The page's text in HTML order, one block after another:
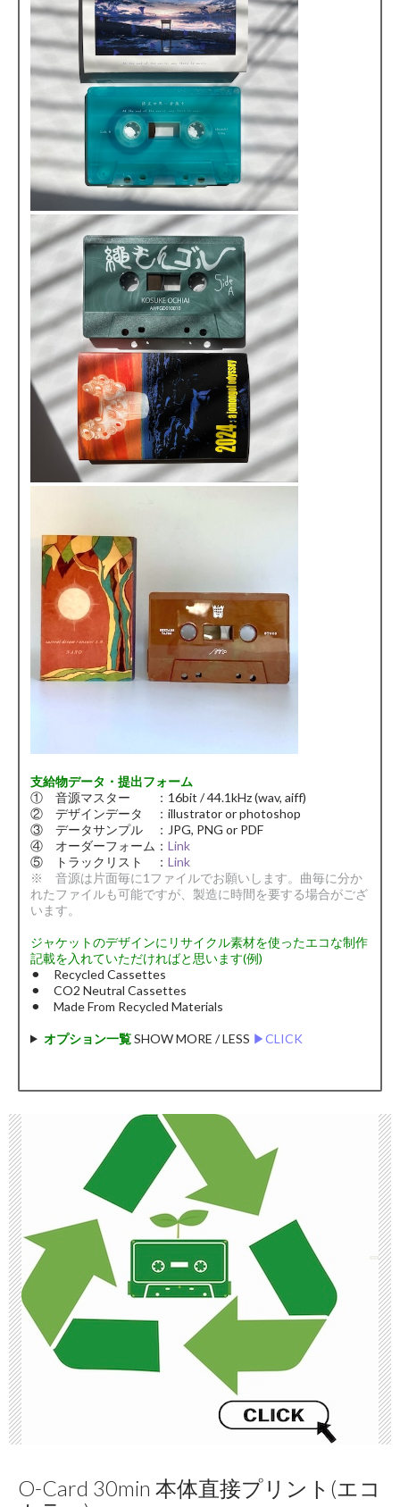
支給物データ・提出フォーム
① 音源マスター ：16bit / 44.1kHz (wav, aiff)
② デザインデータ ：illustrator or photoshop
③ データサンプル ：JPG, PNG or PDF
④ オーダーフォーム： Link
⑤ トラックリスト ： Link
※ 音源は片面毎に1ファイルでお願いします。曲毎に分か
れたファイルも可能ですが、製造に時間を要する場合がござ
います。
ジャケットのデザインにリサイクル素材を使ったエコな制作
記載を入れていただければと思います(例)
⚫︎ Recycled Cassettes
⚫︎ CO2 Neutral Cassettes
⚫︎ Made From Recycled Materials
オプション一覧SHOW MORE / LESS ▶︎CLICK
O-Card 30min 本体直接プリント(エコ